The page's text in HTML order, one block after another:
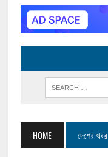
HOME দেশের খবর